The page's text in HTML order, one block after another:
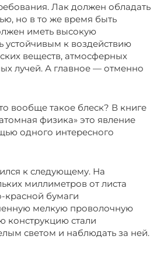
Лак должен обладать
но в то же время быть
иметь высокую
устойчивым к воздействию
веществ, атмосферных
лучей. А главное — отменно
вообще такое блеск? В книге
физика» это явление
одного интересного
к следующему. На
миллиметров от листа
красной бумаги
мелкую проволочную
конструкцию стали
светом и наблюдать за ней.